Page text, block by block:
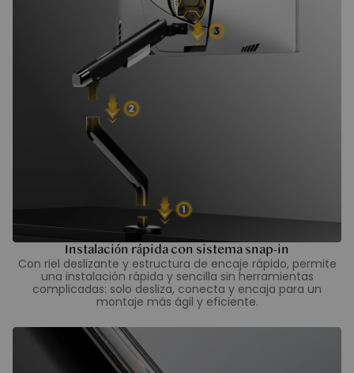
Instalación rápida con sistema snap-in
Con riel deslizante y estructura de encaje rápido, permite
una instalación rápida y sencilla sin herramientas
complicadas: solo desliza, conecta y encaja para un
montaje más ágil y eficiente.